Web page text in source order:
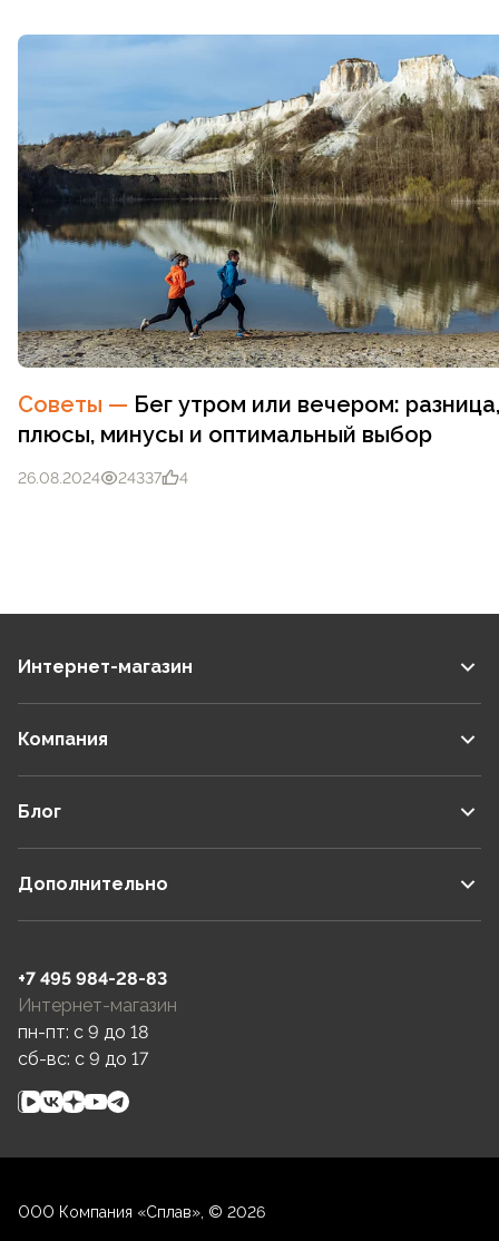
Советы — Бег утром или вечером: разница,
плюсы, минусы и оптимальный выбор
26.08.2024 24337 4
Интернет-магазин
Компания
Блог
Дополнительно
+7 495 984-28-83
Интернет-магазин
пн-пт: c 9 до 18
сб-вс: c 9 до 17
ООО Компания «Сплав», © 2026